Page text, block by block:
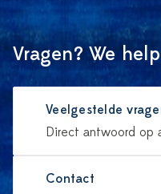
Vragen? We
Veelgestelde
Direct antwoord op
Contact